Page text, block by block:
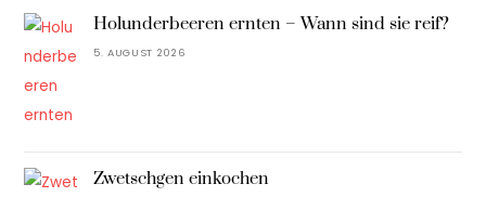
Holunderbeeren ernten – Wann sind sie reif?
5. AUGUST 2026
Zwetschgen einkochen